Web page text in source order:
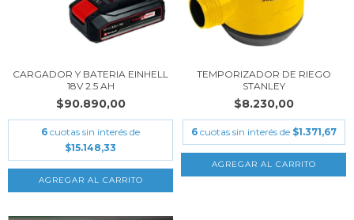
CARGADOR Y BATERIA EINHELL
18V 2.5 AH
$90.890,00
6 cuotas sin interés de
$15.148,33
TEMPORIZADOR DE RIEGO
STANLEY
$8.230,00
6 cuotas sin interés de $1.371,67